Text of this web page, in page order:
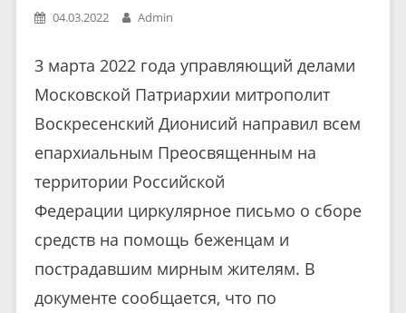
04.03.2022 Admin
3 марта 2022 года управляющий делами
Московской Патриархии митрополит
Воскресенский Дионисий направил всем
епархиальным Преосвященным на
территории Российской
Федерации циркулярное письмо о сборе
средств на помощь беженцам и
пострадавшим мирным жителям. В
документе сообщается, что по